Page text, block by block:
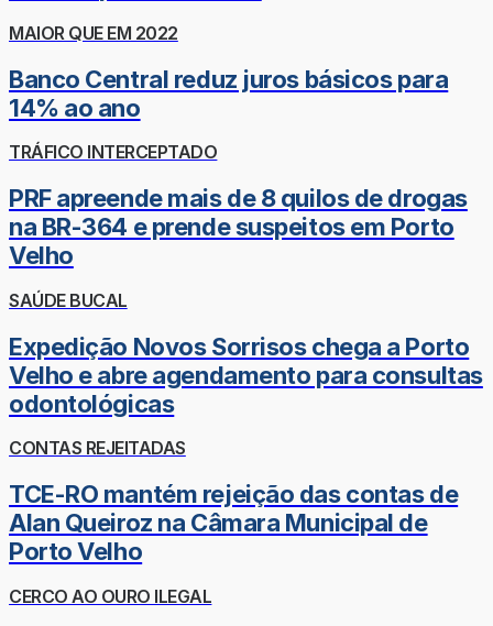
MAIOR QUE EM 2022
Banco Central reduz juros básicos para
14% ao ano
TRÁFICO INTERCEPTADO
PRF apreende mais de 8 quilos de drogas
na BR-364 e prende suspeitos em Porto
Velho
SAÚDE BUCAL
Expedição Novos Sorrisos chega a Porto
Velho e abre agendamento para consultas
odontológicas
CONTAS REJEITADAS
TCE-RO mantém rejeição das contas de
Alan Queiroz na Câmara Municipal de
Porto Velho
CERCO AO OURO ILEGAL